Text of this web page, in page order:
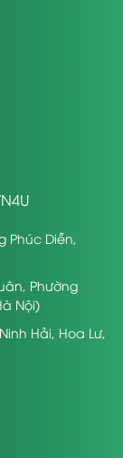
Phúc Diễn,
Phường
Nội)
Hải, Hoa Lư,